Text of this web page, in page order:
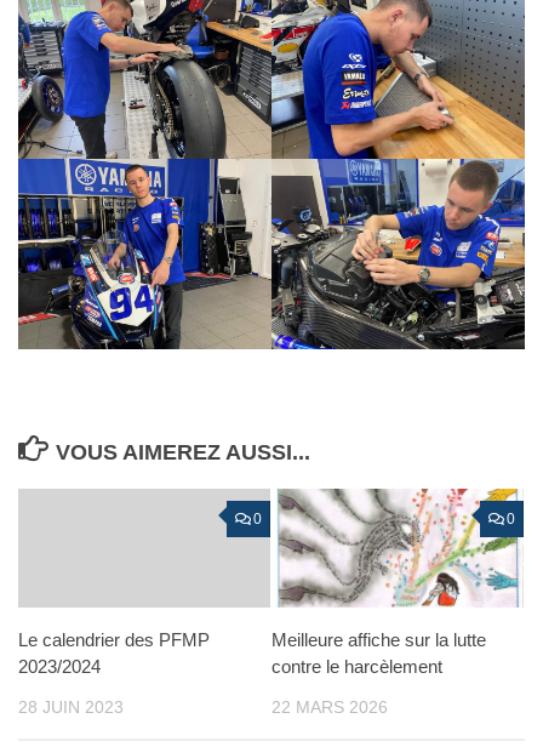
VOUS AIMEREZ AUSSI...
0
Le calendrier des PFMP
2023/2024
28 JUIN 2023
0
Meilleure affiche sur la lutte
contre le harcèlement
22 MARS 2026